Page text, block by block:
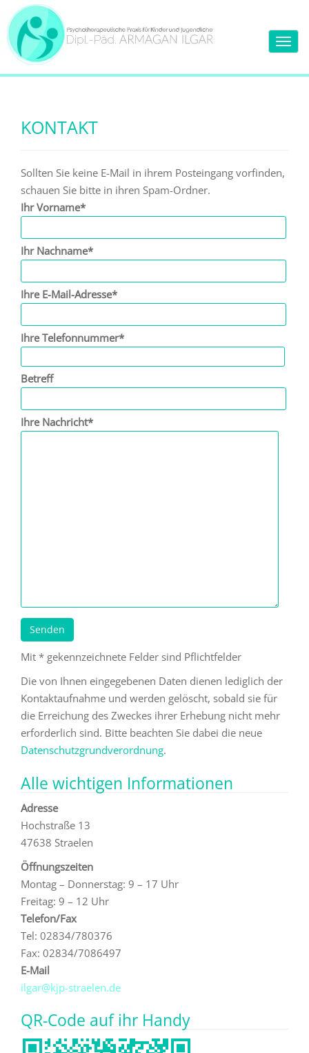
T
g
v
g
a
o
n
KONTAKT
Sollten Sie keine E-Mail in ihrem Posteingang vorfinden,
schauen Sie bitte in ihren Spam-Ordner.
Ihr Vorname*
Ihr Nachname*
Ihre E-Mail-Adresse*
Ihre Telefonnummer*
Betreff
Ihre Nachricht*
Mit * gekennzeichnete Felder sind Pflichtfelder
Die von Ihnen eingegebenen Daten dienen lediglich der
Kontaktaufnahme und werden gelöscht, sobald sie für
die Erreichung des Zweckes ihrer Erhebung nicht mehr
erforderlich sind. Bitte beachten Sie dabei die neue
Datenschutzgrundverordnung.
Alle wichtigen Informationen
Adresse
Hochstraße 13
47638 Straelen
Öffnungszeiten
Montag – Donnerstag: 9 – 17 Uhr
Freitag: 9 – 12 Uhr
Telefon/Fax
Tel: 02834/780376
Fax: 02834/7086497
E-Mail
ilgar@kjp-straelen.de
QR-Code auf ihr Handy